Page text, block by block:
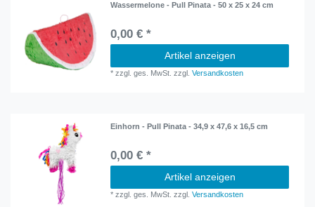
Wassermelone - Pull Pinata - 50 x 25 x 24 cm
0,00 € *
Artikel anzeigen
*zzgl. ges. MwSt. zzgl.Versandkosten
Einhorn - Pull Pinata - 34,9 x 47,6 x 16,5 cm
0,00 € *
Artikel anzeigen
*zzgl. ges. MwSt. zzgl.Versandkosten